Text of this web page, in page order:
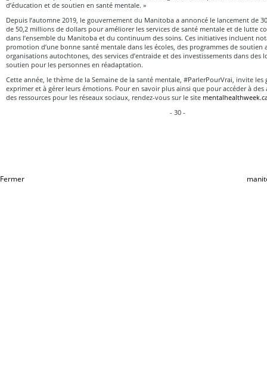
d’éducation et de soutien en santé mentale. »
Depuis l’automne 2019, le gouvernement du Manitoba a annoncé le lancement de
de 50,2 millions de dollars pour améliorer les services de santé mentale et de lutte
dans l’ensemble du Manitoba et du continuum des soins. Ces initiatives incluent
promotion d’une bonne santé mentale dans les écoles, des programmes de soutien
organisations autochtones, des services d’entraide et des investissements dans des
soutien pour les personnes en réadaptation.
Cette année, le thème de la Semaine de la santé mentale, #ParlerPourVrai, invite les
exprimer et à gérer leurs émotions. Pour en savoir plus ainsi que pour accéder à des
des ressources pour les réseaux sociaux, rendez-vous sur le site
- 30 -
Fermer